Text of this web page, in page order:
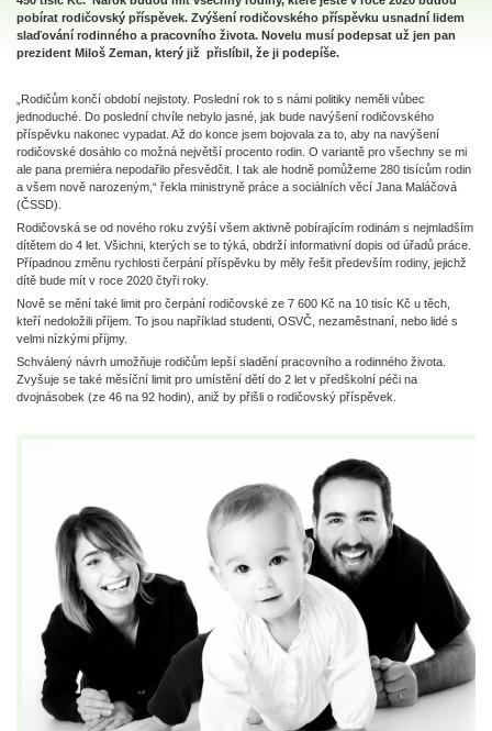
pobírat rodičovský příspěvek. Zvýšení rodičovského příspěvku usnadní lidem
slaďování rodinného a pracovního života. Novelu musí podepsat už jen pan
prezident Miloš Zeman, který již přislíbil, že ji podepíše.
„Rodičům končí období nejistoty. Poslední rok to s námi politiky neměli vůbec
jednoduché. Do poslední chvíle nebylo jasné, jak bude navýšení rodičovského
příspěvku nakonec vypadat. Až do konce jsem bojovala za to, aby na navýšení
rodičovské dosáhlo co možná největší procento rodin. O variantě pro všechny se mi
ale pana premiéra nepodařilo přesvědčit. I tak ale hodně pomůžeme 280 tisícům rodin
a všem nově narozeným,“ řekla ministryně práce a sociálních věcí Jana Maláčová
(ČSSD).
Rodičovská se od nového roku zvýší všem aktivně pobírajícím rodinám s nejmladším
dítětem do 4 let. Všichni, kterých se to týká, obdrží informativní dopis od úřadů práce.
Případnou změnu rychlosti čerpání příspěvku by měly řešit především rodiny, jejichž
dítě bude mít v roce 2020 čtyři roky.
Nově se mění také limit pro čerpání rodičovské ze 7 600 Kč na 10 tisíc Kč u těch,
kteří nedoložili příjem. To jsou například studenti, OSVČ, nezaměstnaní, nebo lidé s
velmi nízkými příjmy.
Schválený návrh umožňuje rodičům lepší sladění pracovního a rodinného života.
Zvyšuje se také měsíční limit pro umístění dětí do 2 let v předškolní péči na
dvojnásobek (ze 46 na 92 hodin), aniž by přišli o rodičovský příspěvek.